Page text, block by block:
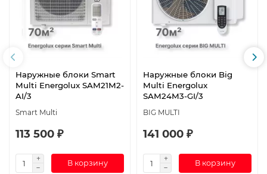
Наружные блоки Smart
Multi Energolux SAM21M2-
AI/3
Smart Multi
113 500 ₽
В корзину
Наружные блоки Big
Multi Energolux
SAM24M3-GI/3
BIG MULTI
141 000 ₽
В корзину